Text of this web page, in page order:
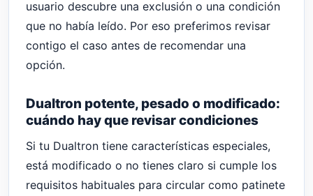
usuario descubre una exclusión o una condición
que no había leído. Por eso preferimos revisar
contigo el caso antes de recomendar una
opción.
Dualtron potente, pesado o modificado:
cuándo hay que revisar condiciones
Si tu Dualtron tiene características especiales,
está modificado o no tienes claro si cumple los
requisitos habituales para circular como patinete